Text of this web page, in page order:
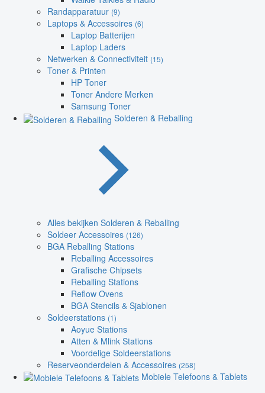
Randapparatuur (9)
Laptops & Accessoires (6)
Laptop Batterijen
Laptop Laders
Netwerken & Connectiviteit (15)
Toner & Printen
HP Toner
Toner Andere Merken
Samsung Toner
Solderen & Reballing
Alles bekijken Solderen & Reballing
Soldeer Accessoires (126)
BGA Reballing Stations
Reballing Accessoires
Grafische Chipsets
Reballing Stations
Reflow Ovens
BGA Stencils & Sjablonen
Soldeerstations (1)
Aoyue Stations
Atten & Mlink Stations
Voordelige Soldeerstations
Reserveonderdelen & Accessoires (258)
Mobiele Telefoons & Tablets